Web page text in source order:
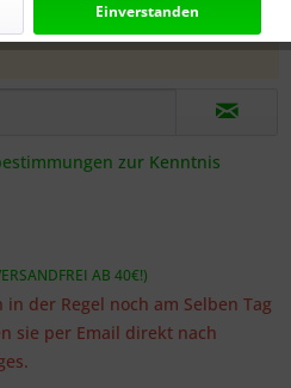
mich, sobald der Artikel
zur Kenntnis
AB 40€!)
der Regel noch am Selben Tag
sie per Email direkt nach
Einverstanden